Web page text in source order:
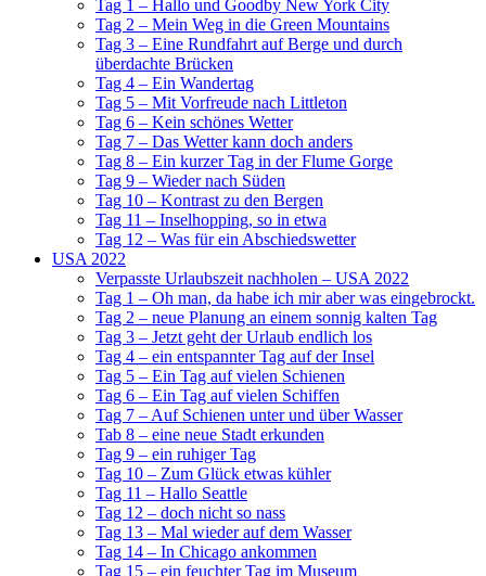
Tag 1 – Hallo und Goodby New York City
Tag 2 – Mein Weg in die Green Mountains
Tag 3 – Eine Rundfahrt auf Berge und durch
überdachte Brücken
Tag 4 – Ein Wandertag
Tag 5 – Mit Vorfreude nach Littleton
Tag 6 – Kein schönes Wetter
Tag 7 – Das Wetter kann doch anders
Tag 8 – Ein kurzer Tag in der Flume Gorge
Tag 9 – Wieder nach Süden
Tag 10 – Kontrast zu den Bergen
Tag 11 – Inselhopping, so in etwa
Tag 12 – Was für ein Abschiedswetter
USA 2022
Verpasste Urlaubszeit nachholen – USA 2022
Tag 1 – Oh man, da habe ich mir aber was eingebrockt.
Tag 2 – neue Planung an einem sonnig kalten Tag
Tag 3 – Jetzt geht der Urlaub endlich los
Tag 4 – ein entspannter Tag auf der Insel
Tag 5 – Ein Tag auf vielen Schienen
Tag 6 – Ein Tag auf vielen Schiffen
Tag 7 – Auf Schienen unter und über Wasser
Tab 8 – eine neue Stadt erkunden
Tag 9 – ein ruhiger Tag
Tag 10 – Zum Glück etwas kühler
Tag 11 – Hallo Seattle
Tag 12 – doch nicht so nass
Tag 13 – Mal wieder auf dem Wasser
Tag 14 – In Chicago ankommen
Tag 15 – ein feuchter Tag im Museum